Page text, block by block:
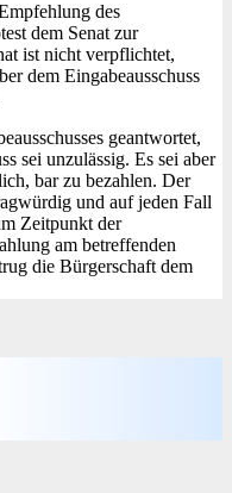
des
dem Senat zur
ist nicht verpflichtet,
dem Eingabeausschuss
geantwortet,
sei unzulässig. Es sei aber
bar zu bezahlen. Der
und auf jeden Fall
Zeitpunkt der
am betreffenden
die Bürgerschaft dem